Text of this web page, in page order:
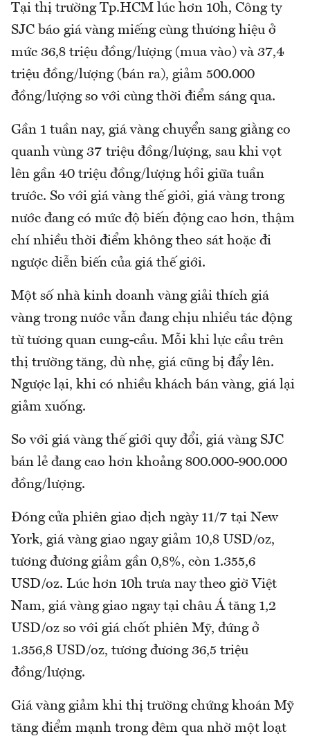
Tại thị trường Tp.HCM lúc hơn 10h, Công ty
SJC báo giá vàng miếng cùng thương hiệu ở
mức 36,8 triệu đồng/lượng (mua vào) và 37,4
triệu đồng/lượng (bán ra), giảm 500.000
đồng/lượng so với cùng thời điểm sáng qua.
Gần 1 tuần nay, giá vàng chuyển sang giằng co
quanh vùng 37 triệu đồng/lượng, sau khi vọt
lên gần 40 triệu đồng/lượng hồi giữa tuần
trước. So với giá vàng thế giới, giá vàng trong
nước đang có mức độ biến động cao hơn, thậm
chí nhiều thời điểm không theo sát hoặc đi
ngược diễn biến của giá thế giới.
Một số nhà kinh doanh vàng giải thích giá
vàng trong nước vẫn đang chịu nhiều tác động
từ tương quan cung-cầu. Mỗi khi lực cầu trên
thị trường tăng, dù nhẹ, giá cũng bị đẩy lên.
Ngược lại, khi có nhiều khách bán vàng, giá lại
giảm xuống.
So với giá vàng thế giới quy đổi, giá vàng SJC
bán lẻ đang cao hơn khoảng 800.000-900.000
đồng/lượng.
Đóng cửa phiên giao dịch ngày 11/7 tại New
York, giá vàng giao ngay giảm 10,8 USD/oz,
tương đương giảm gần 0,8%, còn 1.355,6
USD/oz. Lúc hơn 10h trưa nay theo giờ Việt
Nam, giá vàng giao ngay tại châu Á tăng 1,2
USD/oz so với giá chốt phiên Mỹ, đứng ở
1.356,8 USD/oz, tương đương 36,5 triệu
đồng/lượng.
Giá vàng giảm khi thị trường chứng khoán Mỹ
tăng điểm mạnh trong đêm qua nhờ một loạt